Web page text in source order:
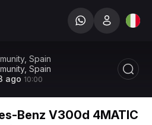
Spain
Spain
ago 10:00
Benz V300d 4MATIC